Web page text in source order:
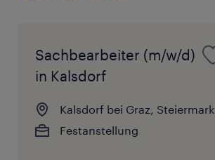
Sachbearbeiter (m/w/d)
in Kalsdorf
Kalsdorf bei Graz, Steiermark
Festanstellung